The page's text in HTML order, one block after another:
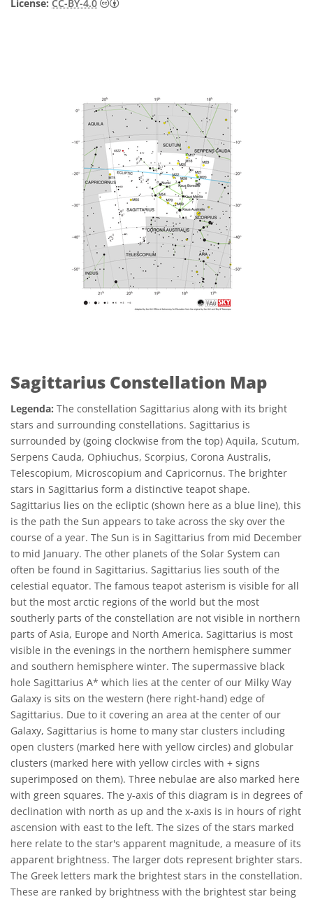
License: CC-BY-4.0
Sagittarius Constellation Map
Legenda: The constellation Sagittarius along with its bright
stars and surrounding constellations. Sagittarius is
surrounded by (going clockwise from the top) Aquila, Scutum,
Serpens Cauda, Ophiuchus, Scorpius, Corona Australis,
Telescopium, Microscopium and Capricornus. The brighter
stars in Sagittarius form a distinctive teapot shape.
Sagittarius lies on the ecliptic (shown here as a blue line), this
is the path the Sun appears to take across the sky over the
course of a year. The Sun is in Sagittarius from mid December
to mid January. The other planets of the Solar System can
often be found in Sagittarius. Sagittarius lies south of the
celestial equator. The famous teapot asterism is visible for all
but the most arctic regions of the world but the most
southerly parts of the constellation are not visible in northern
parts of Asia, Europe and North America. Sagittarius is most
visible in the evenings in the northern hemisphere summer
and southern hemisphere winter. The supermassive black
hole Sagittarius A* which lies at the center of our Milky Way
Galaxy is sits on the western (here right-hand) edge of
Sagittarius. Due to it covering an area at the center of our
Galaxy, Sagittarius is home to many star clusters including
open clusters (marked here with yellow circles) and globular
clusters (marked here with yellow circles with + signs
superimposed on them). Three nebulae are also marked here
with green squares. The y-axis of this diagram is in degrees of
declination with north as up and the x-axis is in hours of right
ascension with east to the left. The sizes of the stars marked
here relate to the star's apparent magnitude, a measure of its
apparent brightness. The larger dots represent brighter stars.
The Greek letters mark the brightest stars in the constellation.
These are ranked by brightness with the brightest star being